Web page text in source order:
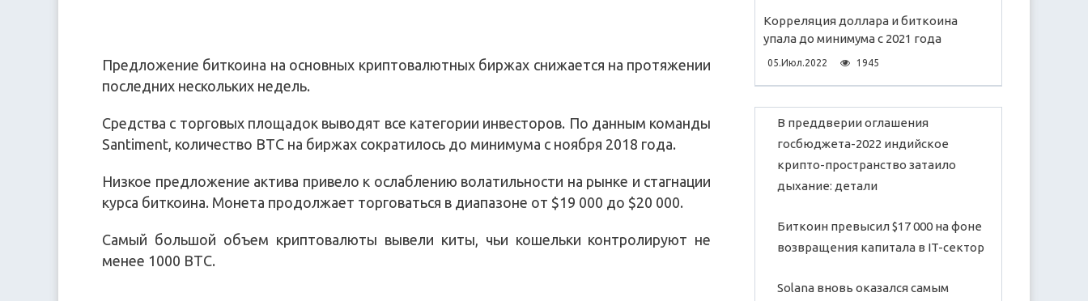
Предложение биткоина на основных криптовалютных биржах снижается на протяжении
последних нескольких недель.
Средства с торговых площадок выводят все категории инвесторов. По данным команды
Santiment, количество BTC на биржах сократилось до минимума с ноября 2018 года.
Низкое предложение актива привело к ослаблению волатильности на рынке и стагнации
курса биткоина. Монета продолжает торговаться в диапазоне от $19 000 до $20 000.
Самый большой объем криптовалюты вывели киты, чьи кошельки контролируют не
менее 1000 BTC.
Корреляция доллара и биткоина
упала до минимума с 2021 года
05.Июл.2022 1945
В преддверии оглашения
госбюджета-2022 индийское
крипто-пространство затаило
дыхание: детали
Биткоин превысил $17 000 на фоне
возвращения капитала в IT-сектор
Solana вновь оказался самым